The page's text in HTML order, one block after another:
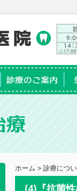
診療のご案内 患
ホーム>診療につ
(4)『抗菌